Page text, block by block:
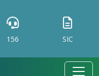
156 SIC